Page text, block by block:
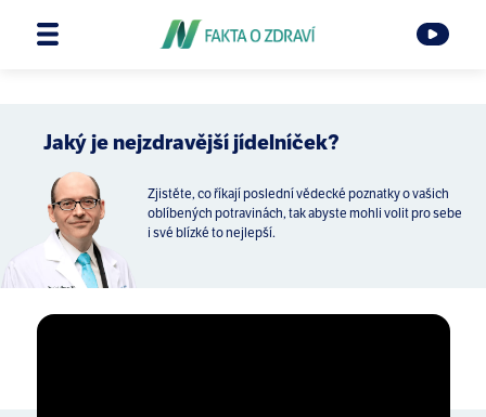
Jaký je nejzdravější jídelníček?
Zjistěte, co říkají poslední vědecké poznatky o vašich
oblíbených potravinách, tak abyste mohli volit pro sebe
i své blízké to nejlepší.